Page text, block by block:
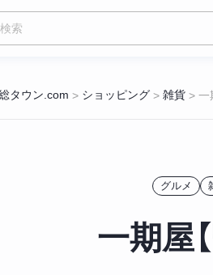
タウン.com > ショッピング > 雑貨 > 一
グルメ
一期屋